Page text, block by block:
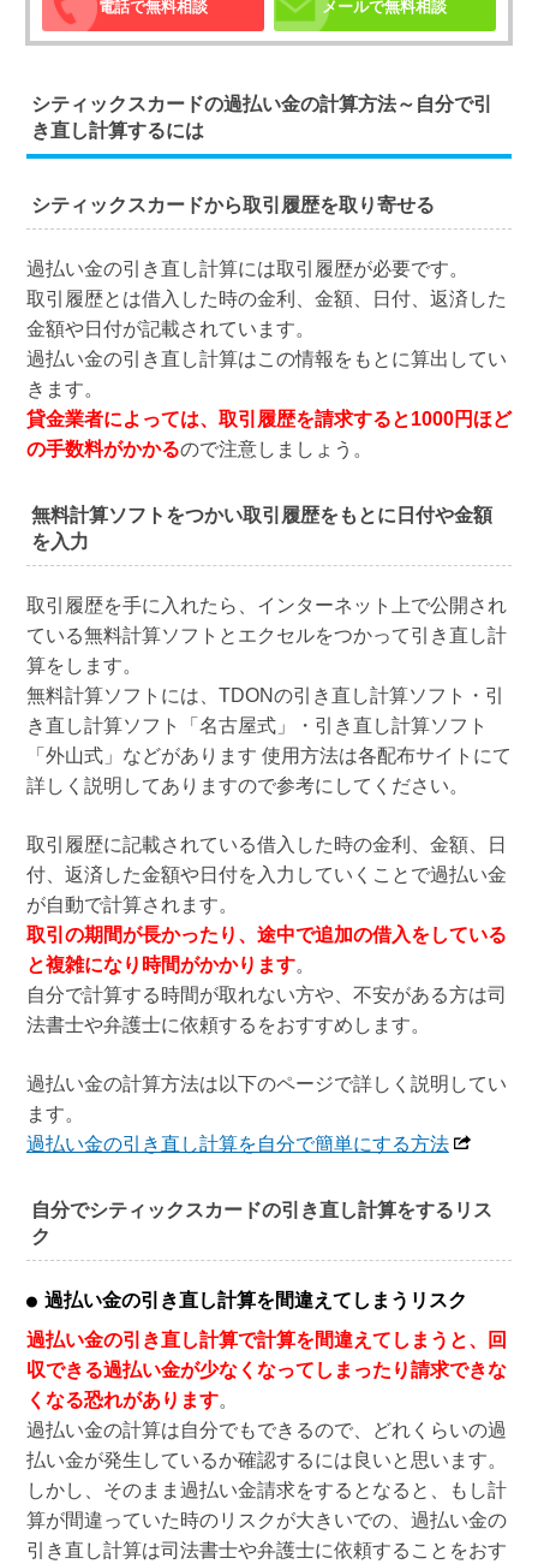
電話で無料相談 メールで無料相談
シティックスカードの過払い金の計算方法～自分で引
き直し計算するには
シティックスカードから取引履歴を取り寄せる
過払い金の引き直し計算には取引履歴が必要です。
取引履歴とは借入した時の金利、金額、日付、返済した
金額や日付が記載されています。
過払い金の引き直し計算はこの情報をもとに算出してい
きます。
貸金業者によっては、取引履歴を請求すると1000円ほど
の手数料がかかるので注意しましょう。
無料計算ソフトをつかい取引履歴をもとに日付や金額
を入力
取引履歴を手に入れたら、インターネット上で公開され
ている無料計算ソフトとエクセルをつかって引き直し計
算をします。
無料計算ソフトには、TDONの引き直し計算ソフト・引
き直し計算ソフト「名古屋式」・引き直し計算ソフト
「外山式」などがあります 使用方法は各配布サイトにて
詳しく説明してありますので参考にしてください。
取引履歴に記載されている借入した時の金利、金額、日
付、返済した金額や日付を入力していくことで過払い金
が自動で計算されます。
取引の期間が長かったり、途中で追加の借入をしている
と複雑になり時間がかかります。
自分で計算する時間が取れない方や、不安がある方は司
法書士や弁護士に依頼するをおすすめします。
過払い金の計算方法は以下のページで詳しく説明してい
ます。
過払い金の引き直し計算を自分で簡単にする方法
自分でシティックスカードの引き直し計算をするリス
ク
過払い金の引き直し計算を間違えてしまうリスク
過払い金の引き直し計算で計算を間違えてしまうと、回
収できる過払い金が少なくなってしまったり請求できな
くなる恐れがあります。
過払い金の計算は自分でもできるので、どれくらいの過
払い金が発生しているか確認するには良いと思います。
しかし、そのまま過払い金請求をするとなると、もし計
算が間違っていた時のリスクが大きいでの、過払い金の
引き直し計算は司法書士や弁護士に依頼することをおす